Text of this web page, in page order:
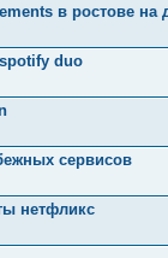
в ростове на
duo
сервисов
нетфликс